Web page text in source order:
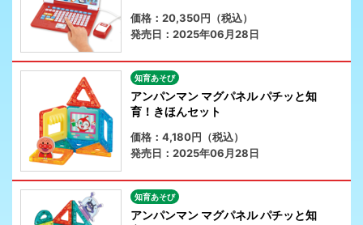
価格：20,350円（税込）
発売日：2025年06月28日
知育あそび
アンパンマン マグパネル パチッと知
育！きほんセット
価格：4,180円（税込）
発売日：2025年06月28日
知育あそび
アンパンマン マグパネル パチッと知